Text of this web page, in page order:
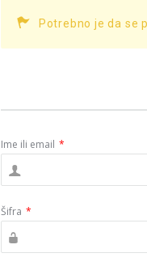
Potrebno je da se
Ime ili email *
Šifra *